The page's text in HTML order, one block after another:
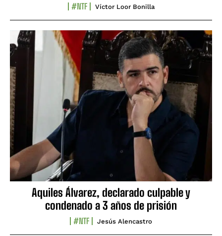
#NTF Víctor Loor Bonilla
Aquiles Álvarez, declarado culpable y
condenado a 3 años de prisión
#NTF Jesús Alencastro